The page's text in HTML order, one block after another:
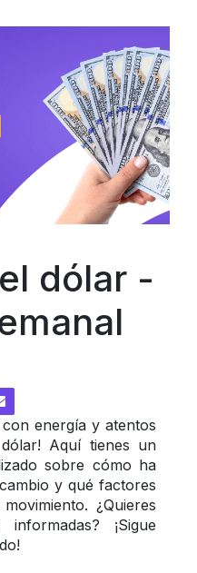
dólar -
energía y atentos
Aquí tienes un
sobre cómo ha
y qué factores
¿Quieres
¡Sigue